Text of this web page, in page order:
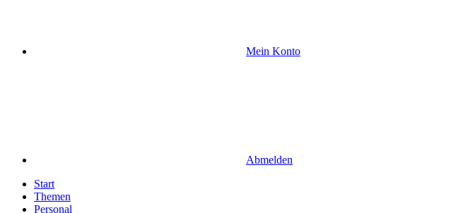
Mein Konto
Abmelden
Start
Themen
Personal